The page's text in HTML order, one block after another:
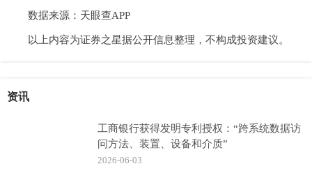
数据来源：天眼查APP
以上内容为证券之星据公开信息整理，不构成投资建议。
资讯
工商银行获得发明专利授权：“跨系统数据访
问方法、装置、设备和介质”
2026-06-03